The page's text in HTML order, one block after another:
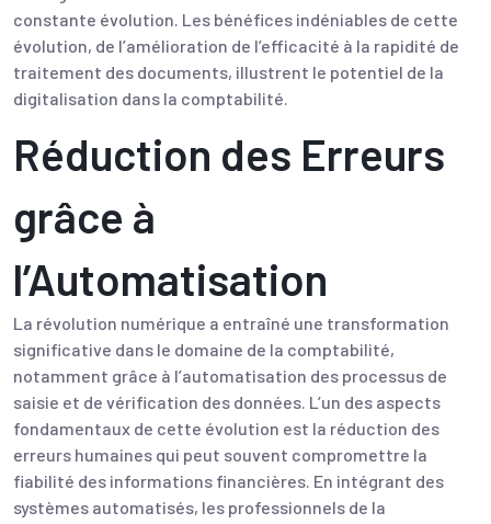
constante évolution. Les bénéfices indéniables de cette
évolution, de l’amélioration de l’efficacité à la rapidité de
traitement des documents, illustrent le potentiel de la
digitalisation dans la comptabilité.
Réduction des Erreurs
grâce à
l’Automatisation
La révolution numérique a entraîné une transformation
significative dans le domaine de la comptabilité,
notamment grâce à l’automatisation des processus de
saisie et de vérification des données. L’un des aspects
fondamentaux de cette évolution est la réduction des
erreurs humaines qui peut souvent compromettre la
fiabilité des informations financières. En intégrant des
systèmes automatisés, les professionnels de la